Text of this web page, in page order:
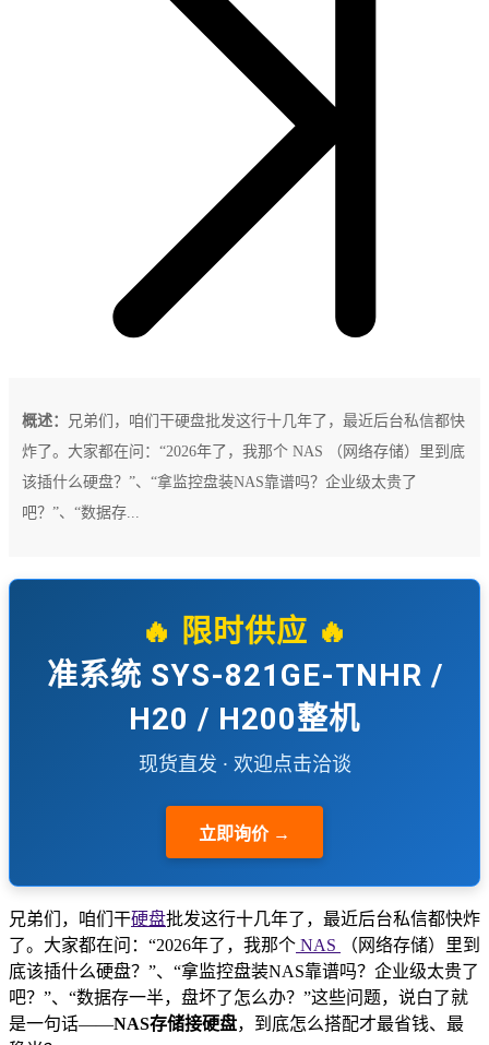
概述：
兄弟们，咱们干硬盘批发这行十几年了，最近后台私信都快
炸了。大家都在问：“2026年了，我那个 NAS （网络存储）里到底
该插什么硬盘？”、“拿监控盘装NAS靠谱吗？企业级太贵了
吧？”、“数据存...
🔥 限时供应 🔥
准系统 SYS-821GE-TNHR /
H20 / H200整机
现货直发 · 欢迎点击洽谈
立即询价 →
兄弟们，咱们干硬盘批发这行十几年了，最近后台私信都快炸
了。大家都在问：“2026年了，我那个 NAS
（网络存储）里到
底该插什么硬盘？”、“拿监控盘装NAS靠谱吗？企业级太贵了
吧？”、“数据存一半，盘坏了怎么办？”这些问题，说白了就
是一句话——NAS存储接硬盘，到底怎么搭配才最省钱、最